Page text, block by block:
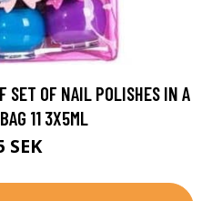
SET OF NAIL POLISHES IN A
11 3X5ML
SEK